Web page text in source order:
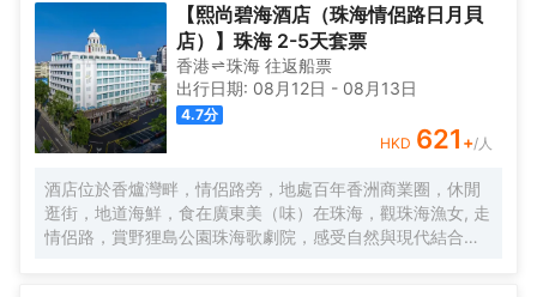
果您有時間放鬆休息，可以去長隆海洋王國遊玩，情侶路海
邊漫步，緊鄰夏灣夜市，無論您是商務出差還是遊玩，都是
您不二之選，戴斯精選温德姆酒店歡迎您的到來！
【熙尚碧海酒店（珠海情侶路日月貝
店）】珠海 2-5天套票
香港 珠海 往返船票
出行日期: 08月12日 - 08月13日
4.7分
HKD 621 +/人
酒店位於香爐灣畔，情侶路旁，地處百年香洲商業圈，休閒
逛街，地道海鮮，食在廣東美（味）在珠海，觀珠海漁女, 走
情侶路，賞野狸島公園珠海歌劇院，感受自然與現代結合的